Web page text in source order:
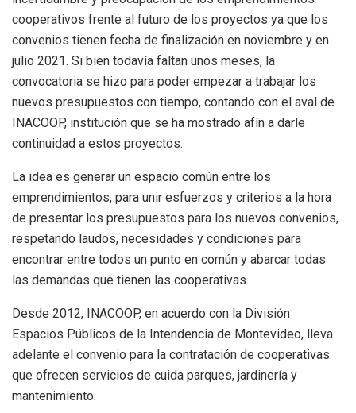
cooperativos frente al futuro de los proyectos ya que los
convenios tienen fecha de finalización en noviembre y en
julio 2021. Si bien todavía faltan unos meses, la
convocatoria se hizo para poder empezar a trabajar los
nuevos presupuestos con tiempo, contando con el aval de
INACOOP, institución que se ha mostrado afín a darle
continuidad a estos proyectos.
La idea es generar un espacio común entre los
emprendimientos, para unir esfuerzos y criterios a la hora
de presentar los presupuestos para los nuevos convenios,
respetando laudos, necesidades y condiciones para
encontrar entre todos un punto en común y abarcar todas
las demandas que tienen las cooperativas.
Desde 2012, INACOOP, en acuerdo con la División
Espacios Públicos de la Intendencia de Montevideo, lleva
adelante el convenio para la contratación de cooperativas
que ofrecen servicios de cuida parques, jardinería y
mantenimiento.